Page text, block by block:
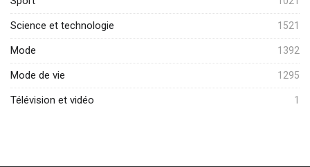
Science et technologie 1521
Mode 1392
Mode de vie 1295
Télévision et vidéo 1